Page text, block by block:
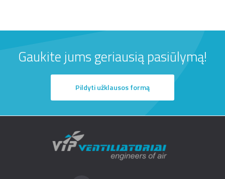
Gaukite jums geriausią pasiūlymą!
Pildyti užklausos formą